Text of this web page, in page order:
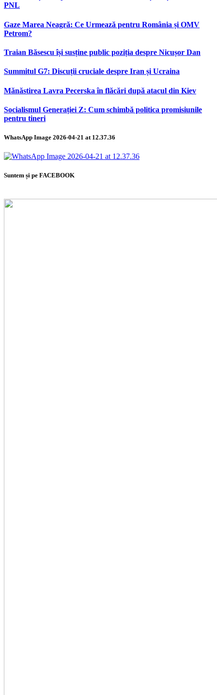
PNL
Gaze Marea Neagră: Ce Urmează pentru România și OMV
Petrom?
Traian Băsescu își susține public poziția despre Nicușor Dan
Summitul G7: Discuții cruciale despre Iran și Ucraina
Mănăstirea Lavra Pecerska în flăcări după atacul din Kiev
Socialismul Generației Z: Cum schimbă politica promisiunile
pentru tineri
WhatsApp Image 2026-04-21 at 12.37.36
Suntem și pe FACEBOOK